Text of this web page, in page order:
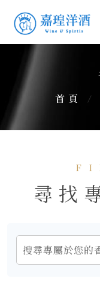
首頁 /
尋找
搜尋專屬於您的